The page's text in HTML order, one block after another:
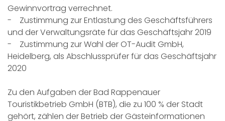
Gewinnvortrag verrechnet.
- Zustimmung zur Entlastung des Geschäftsführers
und der Verwaltungsräte für das Geschäftsjahr 2019
- Zustimmung zur Wahl der OT-Audit GmbH,
Heidelberg, als Abschlussprüfer für das Geschäftsjahr
2020
Zu den Aufgaben der Bad Rappenauer
Touristikbetrieb GmbH (BTB), die zu 100 % der Stadt
gehört, zählen der Betrieb der Gästeinformationen